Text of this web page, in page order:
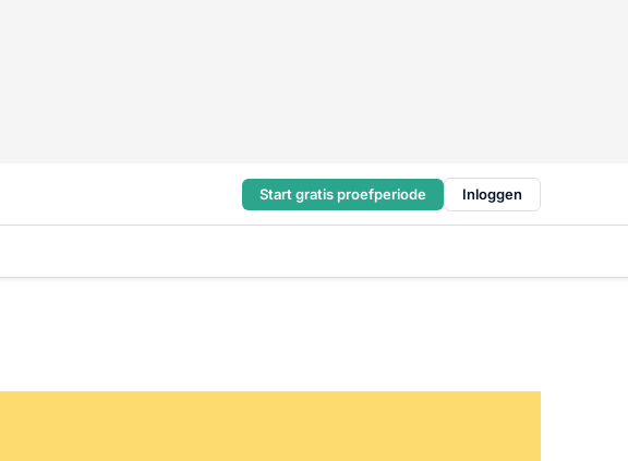
Start gratis proefperiode Inloggen